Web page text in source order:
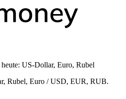
US‑Dollar, Euro, Rubel
Rubel, Euro / USD, EUR, RUB.